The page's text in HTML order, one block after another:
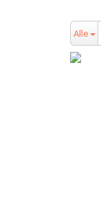
Alle